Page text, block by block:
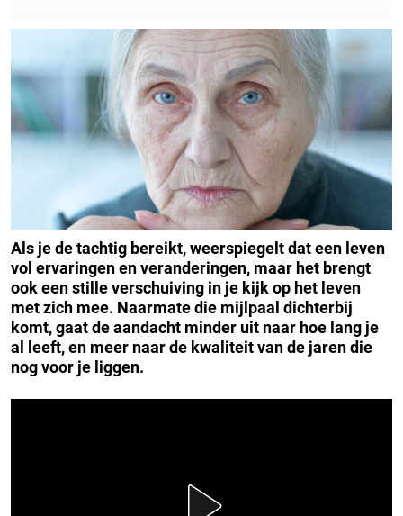
Als je de tachtig bereikt, weerspiegelt dat een leven
vol ervaringen en veranderingen, maar het brengt
ook een stille verschuiving in je kijk op het leven
met zich mee. Naarmate die mijlpaal dichterbij
komt, gaat de aandacht minder uit naar hoe lang je
al leeft, en meer naar de kwaliteit van de jaren die
nog voor je liggen.